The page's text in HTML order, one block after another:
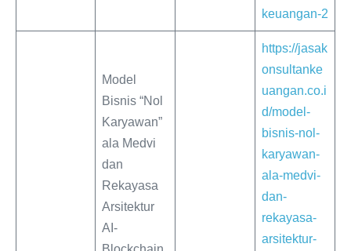
keuangan-2
Model
Bisnis “Nol
Karyawan”
ala Medvi
dan
Rekayasa
Arsitektur
AI-
https://jasak
onsultanke
uangan.co.i
d/model-
bisnis-nol-
karyawan-
ala-medvi-
dan-
rekayasa-
arsitektur-